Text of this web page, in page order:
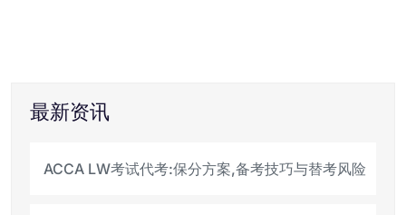
最新资讯
ACCA LW考试代考:保分方案,备考技巧与替考风险